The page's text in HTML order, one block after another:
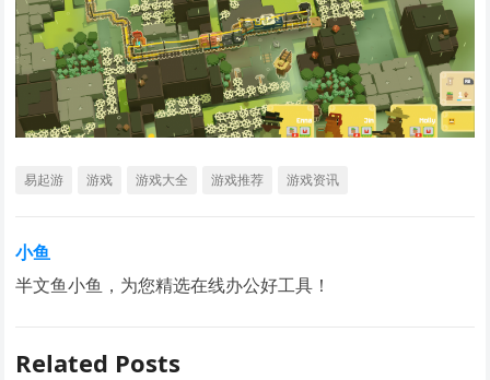
易起游 游戏 游戏大全 游戏推荐 游戏资讯
小鱼
半文鱼小鱼，为您精选在线办公好工具！
Related Posts